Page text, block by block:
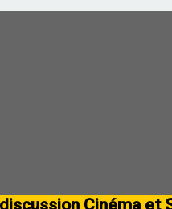
Cinéma et